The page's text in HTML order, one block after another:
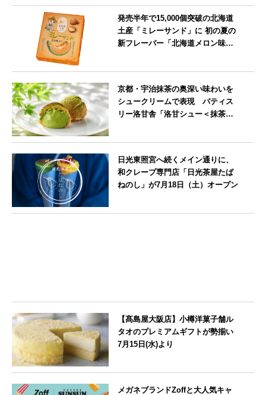
発売半年で15,000個突破の北海道
土産「ミレーサンド」に 初の夏の
新フレーバー「北海道メロン味」
京都・宇治抹茶の奥深い味わいを
シュークリームで表現 パティス
リー洛甘舎「洛甘シュー＜抹茶
日光東照宮へ続くメイン通りに、
和クレープ専門店「日光茶屋たば
ねのし」が7月18日（土）オープン
【髙島屋大阪店】小樽洋菓子舗ル
タオのプレミアムギフトが勢揃い
7月15日(水)より
メガネブランドZoffと大人気キャ